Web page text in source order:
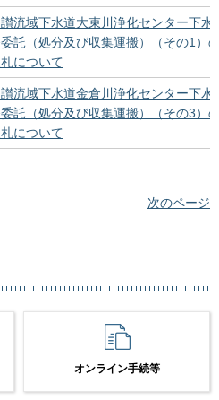
流域下水道大束川浄化センター下水
託（処分及び収集運搬）（その1）
について
流域下水道金倉川浄化センター下水
託（処分及び収集運搬）（その3）
について
次のページ
オンライン手続等